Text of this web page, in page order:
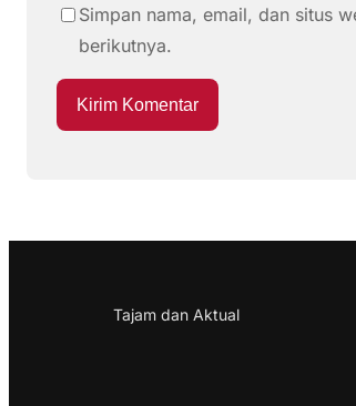
Simpan nama, email, dan situs
berikutnya.
Tajam dan Aktual